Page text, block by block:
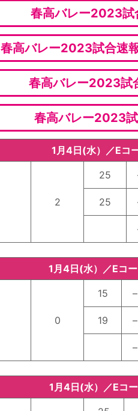
春高バレー2023試
春高バレー2023試合速
春高バレー2023試
春高バレー2023試
1月4日(水）／Eコ
2
25
25
1月4日(水）／Eコ
0
15 –
19 –
–
1月4日(水）／Eコ